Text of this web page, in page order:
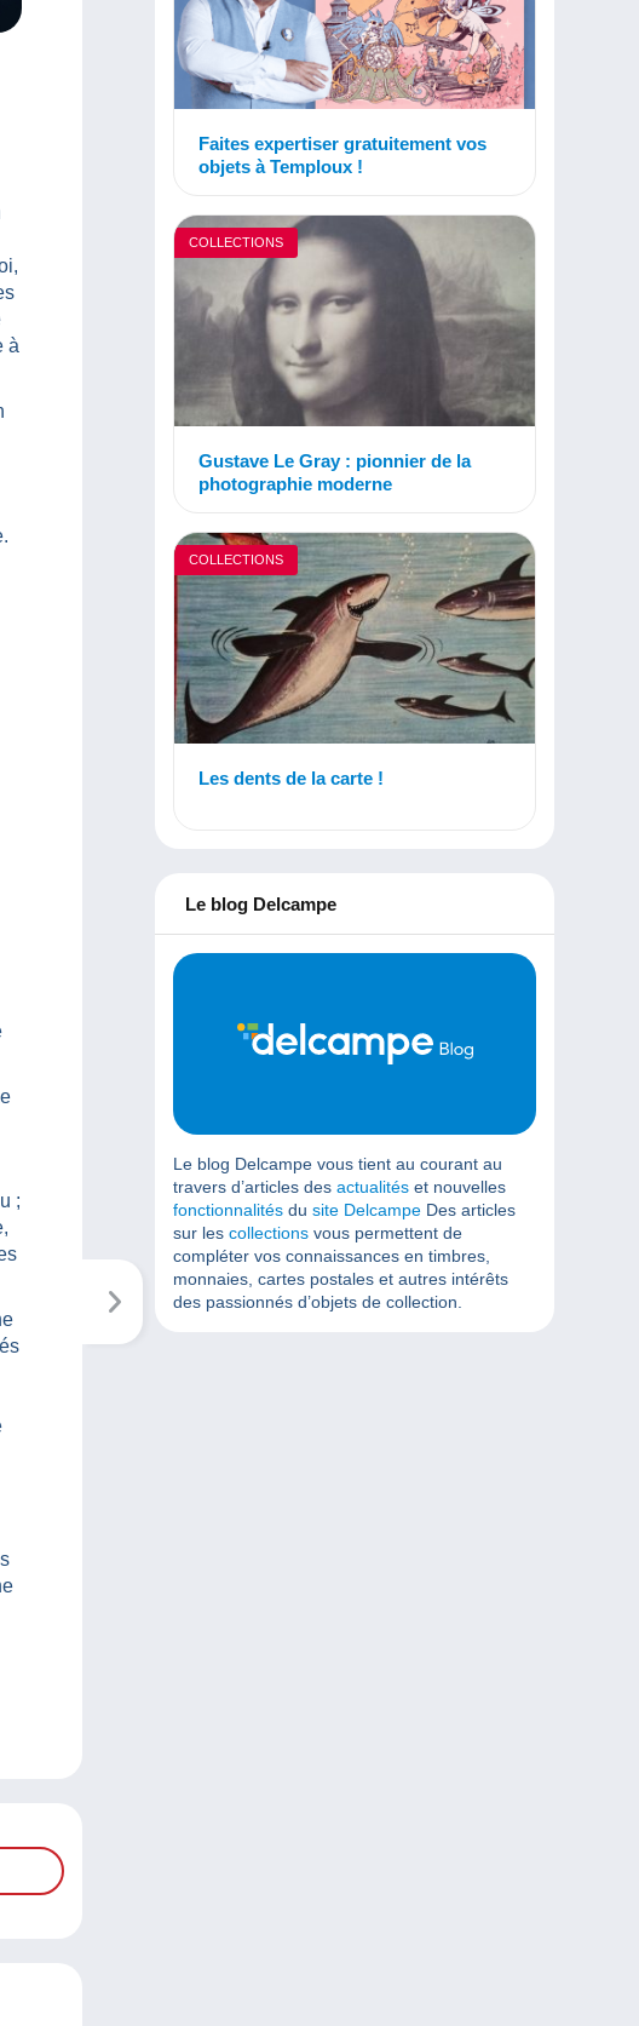
à
;
Faites expertiser gratuitement vos
objets à Temploux !
COLLECTIONS
Gustave Le Gray : pionnier de la
photographie moderne
COLLECTIONS
Les dents de la carte !
Le blog Delcampe
Le blog Delcampe vous tient au courant au
travers d’articles des actualités et nouvelles
fonctionnalités du site Delcampe Des articles
sur les collections vous permettent de
compléter vos connaissances en timbres,
monnaies, cartes postales et autres intérêts
des passionnés d’objets de collection.